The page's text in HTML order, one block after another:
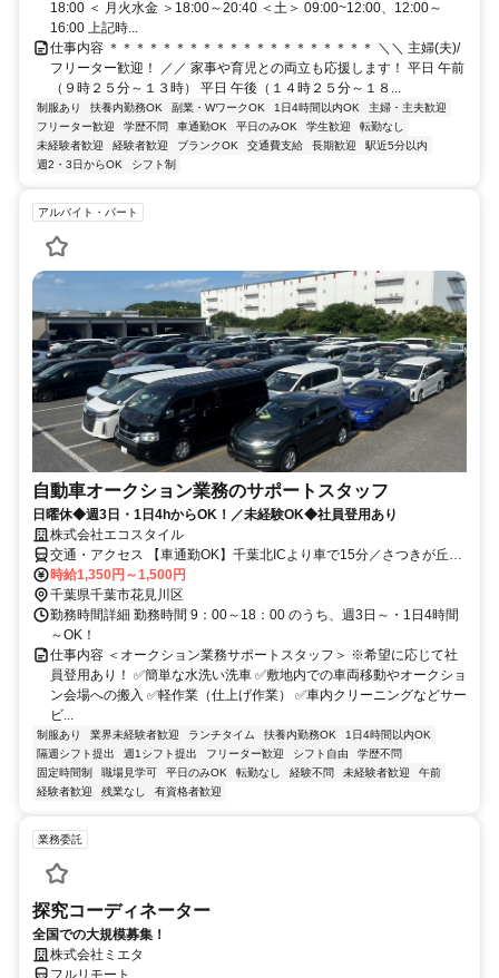
18:00 ＜ 月火水金 ＞18:00～20:40 ＜土＞ 09:00~12:00、12:00～
16:00 上記時...
仕事内容 ＊＊＊＊＊＊＊＊＊＊＊＊＊＊＊＊＊＊＊＊ ＼＼ 主婦(夫)/
フリーター歓迎！ ／／ 家事や育児との両立も応援します！ 平日 午前
（９時２５分～１３時） 平日 午後（１４時２５分～１８...
制服あり 扶養内勤務OK 副業・WワークOK 1日4時間以内OK
主婦・主夫歓迎
フリーター歓迎
学歴不問 車通勤OK 平日のみOK 学生歓迎
転勤なし
未経験者歓迎
経験者歓迎 ブランクOK 交通費支給 長期歓迎
駅近5分以内
週2・3日からOK
シフト制
アルバイト・パート
自動車オークション業務のサポートスタッフ
日曜休◆週3日・1日4hからOK！／未経験OK◆社員登用あり
株式会社エコスタイル
交通・アクセス 【車通勤OK】千葉北ICより車で15分／さつきが丘中
学校より車で10分
時給1,350円～1,500円
千葉県千葉市花見川区
勤務時間詳細 勤務時間 9：00～18：00 のうち、週3日～・1日4時間
～OK！
仕事内容 ＜オークション業務サポートスタッフ＞ ※希望に応じて社
員登用あり！ ✅簡単な水洗い洗車 ✅敷地内での車両移動やオークショ
ン会場への搬入 ✅軽作業（仕上げ作業） ✅車内クリーニングなどサー
ビ...
制服あり 業界未経験者歓迎 ランチタイム 扶養内勤務OK
1日4時間以内OK
隔週シフト提出
週1シフト提出 フリーター歓迎 シフト自由
学歴不問
固定時間制
職場見学可 平日のみOK 転勤なし 経験不問 未経験者歓迎
午前
経験者歓迎
残業なし 有資格者歓迎
業務委託
探究コーディネーター
全国での大規模募集！
株式会社ミエタ